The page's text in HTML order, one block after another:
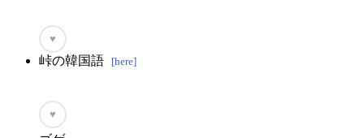
♥
峠の韓国語 [here]
♥